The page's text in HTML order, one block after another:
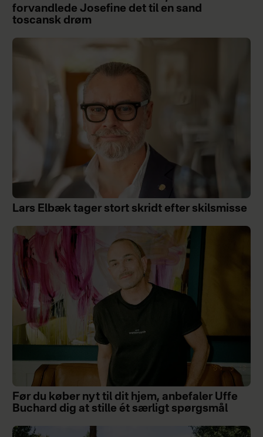
forvandlede Josefine det til en sand
toscansk drøm
Lars Elbæk tager stort skridt efter skilsmisse
Før du køber nyt til dit hjem, anbefaler Uffe
Buchard dig at stille ét særligt spørgsmål